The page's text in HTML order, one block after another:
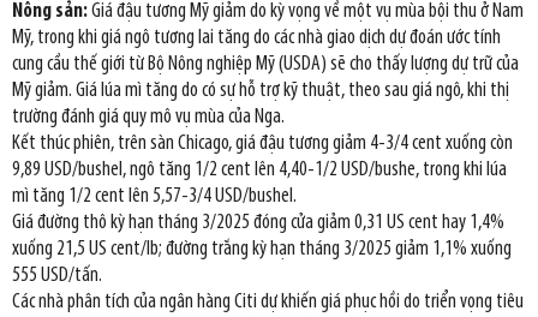
Nông sản:Giá đậu tương Mỹ giảm do kỳ vọng về một vụ mùa bội thu ở Nam
Mỹ, trong khi giá ngô tương lai tăng do các nhà giao dịch dự đoán ước tính
cung cầu thế giới từ Bộ Nông nghiệp Mỹ (USDA) sẽ cho thấy lượng dự trữ của
Mỹ giảm. Giá lúa mì tăng do có sự hỗ trợ kỹ thuật, theo sau giá ngô, khi thị
trường đánh giá quy mô vụ mùa của Nga.
Kết thúc phiên, trên sàn Chicago, giá đậu tương giảm 4-3/4 cent xuống còn
9,89 USD/bushel, ngô tăng 1/2 cent lên 4,40-1/2 USD/bushe, trong khi lúa
mì tăng 1/2 cent lên 5,57-3/4 USD/bushel.
Giá đường thô kỳ hạn tháng 3/2025 đóng cửa giảm 0,31 US cent hay 1,4%
xuống 21,5 US cent/lb; đường trắng kỳ hạn tháng 3/2025 giảm 1,1% xuống
555 USD/tấn.
Các nhà phân tích của ngân hàng Citi dự khiến giá phục hồi do triển vọng tiêu